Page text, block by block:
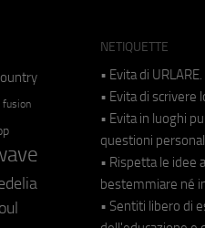
fusion
NETIQUETTE
• Evita di
• Evita di scrivere
• Evita in luoghi
questioni
• Rispetta le idee
bestemmiare né
• Sentiti libero di